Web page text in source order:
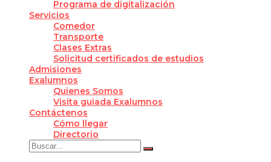
Programa de digitalización
Servicios
Comedor
Transporte
Clases Extras
Solicitud certificados de estudios
Admisiones
Exalumnos
Quienes Somos
Visita guiada Exalumnos
Contáctenos
Cómo llegar
Directorio